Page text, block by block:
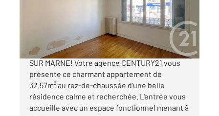
Appartement F1 à vendre
219 000 €
Appartement F1bis à vendre à LE PERREUX
SUR MARNE! Votre agence CENTURY21 vous
présente ce charmant appartement de
32.57m² au rez-de-chaussée d'une belle
résidence calme et recherchée. L'entrée vous
accueille avec un espace fonctionnel menant à